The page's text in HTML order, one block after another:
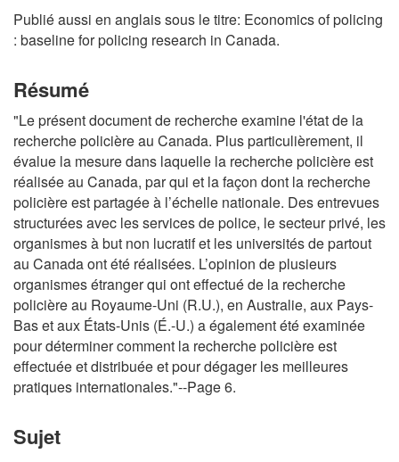
Publié aussi en anglais sous le titre: Economics of policing
: baseline for policing research in Canada.
Résumé
"Le présent document de recherche examine l'état de la
recherche policière au Canada. Plus particulièrement, il
évalue la mesure dans laquelle la recherche policière est
réalisée au Canada, par qui et la façon dont la recherche
policière est partagée à l’échelle nationale. Des entrevues
structurées avec les services de police, le secteur privé, les
organismes à but non lucratif et les universités de partout
au Canada ont été réalisées. L’opinion de plusieurs
organismes étranger qui ont effectué de la recherche
policière au Royaume-Uni (R.U.), en Australie, aux Pays-
Bas et aux États-Unis (É.-U.) a également été examinée
pour déterminer comment la recherche policière est
effectuée et distribuée et pour dégager les meilleures
pratiques internationales."--Page 6.
Sujet